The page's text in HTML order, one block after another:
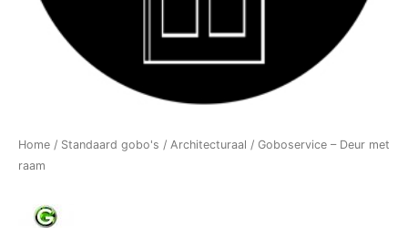
Home / Standaard gobo's / Architecturaal / Goboservice – Deur met
raam